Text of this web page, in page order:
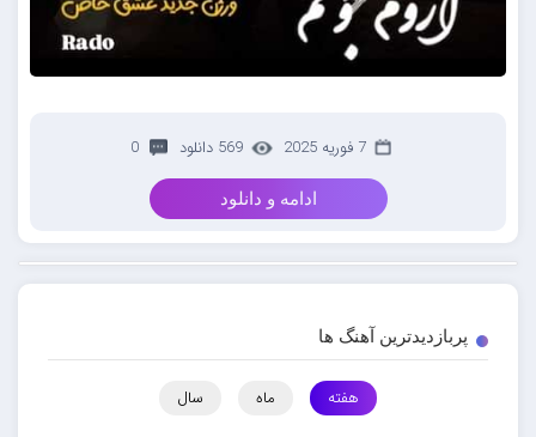
7 فوریه 2025 569 دانلود 0
ادامه و دانلود
پربازدیدترین آهنگ ها
هفته ماه سال